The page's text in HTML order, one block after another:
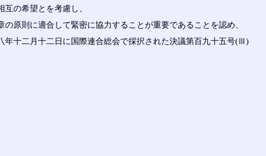
の希望とを考慮し、
原則に適合して緊密に協力することが重要であることを認め、
十二月十二日に国際連合総会で採択された決議第百九十五号(Ⅲ)